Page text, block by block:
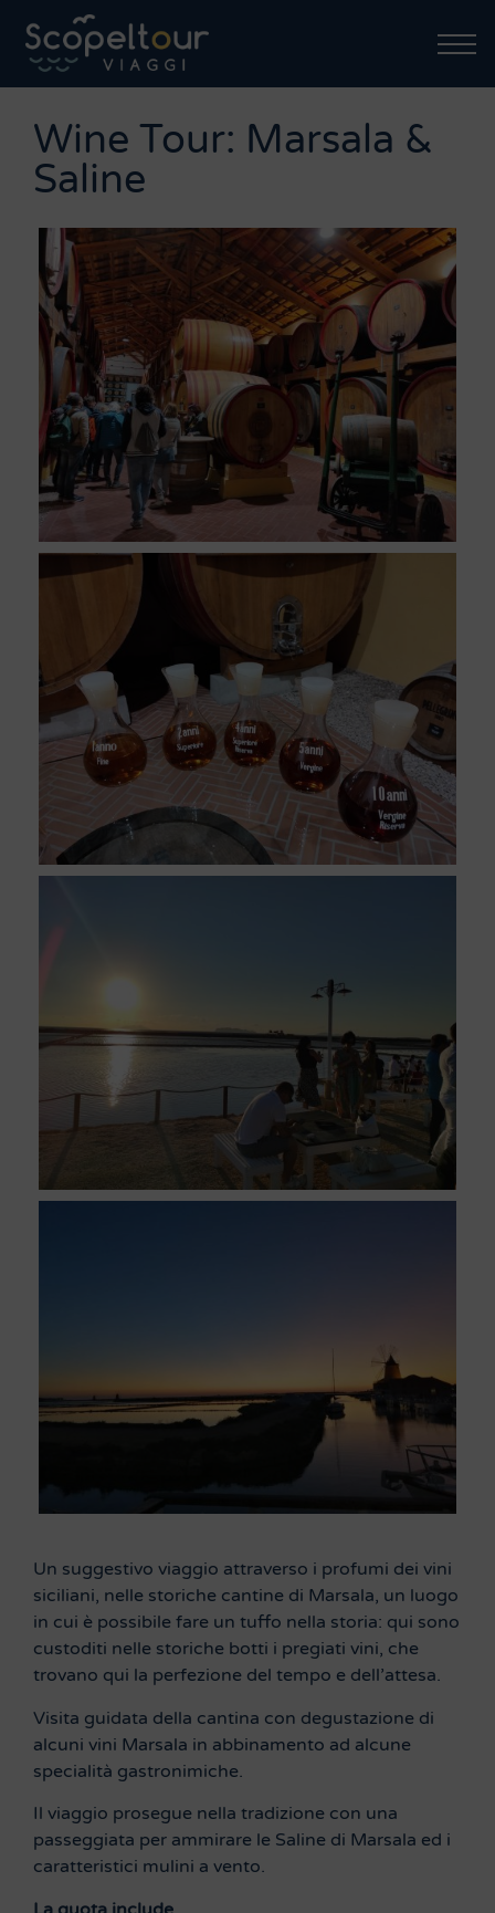
Wine Tour: Marsala &
Saline
Un suggestivo viaggio attraverso i profumi dei vini
siciliani, nelle storiche cantine di Marsala, un luogo
in cui è possibile fare un tuffo nella storia: qui sono
custoditi nelle storiche botti i pregiati vini, che
trovano qui la perfezione del tempo e dell’attesa.
Visita guidata della cantina con degustazione di
alcuni vini Marsala in abbinamento ad alcune
specialità gastronimiche.
Il viaggio prosegue nella tradizione con una
passeggiata per ammirare le Saline di Marsala ed i
caratteristici mulini a vento.